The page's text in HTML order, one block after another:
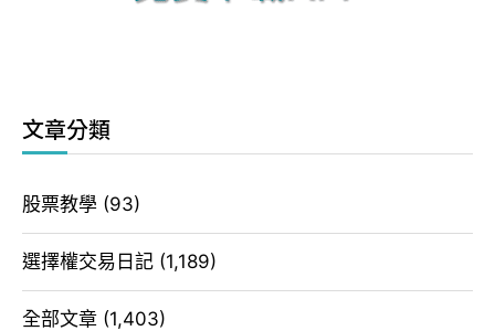
文章分類
股票教學 (93)
選擇權交易日記 (1,189)
全部文章 (1,403)